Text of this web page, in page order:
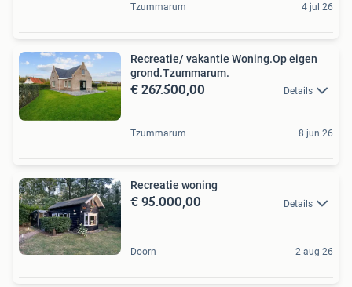
Tzummarum 4 jul 26
Recreatie/ vakantie Woning.Op eigen
grond.Tzummarum.
€ 267.500,00 Details
Tzummarum 8 jun 26
Recreatie woning
€ 95.000,00 Details
Doorn 2 aug 26